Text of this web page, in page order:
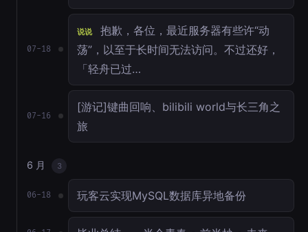
07-18
说说
抱歉，各位，最近服务器有些许“动
荡”，以至于长时间无法访问。不过还好，
「轻舟已过…
07-16
[游记]键曲回响、bilibili world与长三角之
旅
6 月 3
06-18 玩客云实现MySQL数据库异地备份